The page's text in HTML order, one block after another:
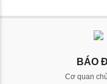
BÁO
Cơ quan